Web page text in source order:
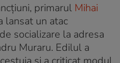
primarul Mihai
lansat un atac
socializare la adresa
Muraru. Edilul a